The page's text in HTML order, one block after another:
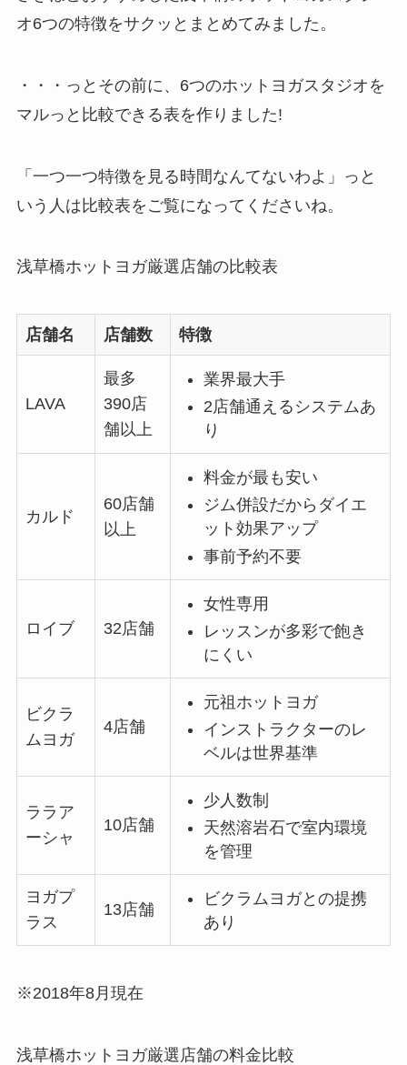
オ6つの特徴をサクッとまとめてみました。
・・・っとその前に、6つのホットヨガスタジオを
マルっと比較できる表を作りました!
「一つ一つ特徴を見る時間なんてないわよ」っと
いう人は比較表をご覧になってくださいね。
浅草橋ホットヨガ厳選店舗の比較表
店舗名 店舗数 特徴
LAVA
最多
390店
舗以上
業界最大手
2店舗通えるシステムあ
り
カルド
60店舗
以上
料金が最も安い
ジム併設だからダイエ
ット効果アップ
事前予約不要
ロイブ 32店舗
女性専用
レッスンが多彩で飽き
にくい
ビクラ
ムヨガ
4店舗
元祖ホットヨガ
インストラクターのレ
ベルは世界基準
ララア
ーシャ
10店舗
少人数制
天然溶岩石で室内環境
を管理
ヨガプ
ラス
13店舗
ビクラムヨガとの提携
あり
※2018年8月現在
浅草橋ホットヨガ厳選店舗の料金比較